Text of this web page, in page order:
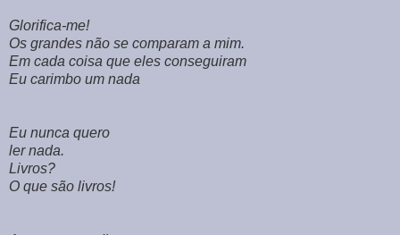
Glorifica-me!
Os grandes não se comparam a mim.
Em cada coisa que eles conseguiram
Eu carimbo um nada
Eu nunca quero
ler nada.
Livros?
O que são livros!